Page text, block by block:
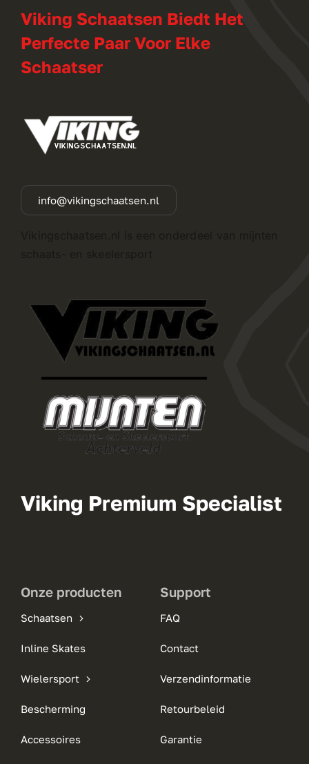
Viking Schaatsen Biedt Het
Perfecte Paar Voor Elke
Schaatser
info@vikingschaatsen.nl
Viking Premium Specialist
Onze producten
Schaatsen
Inline Skates
Wielersport
Bescherming
Accessoires
Support
FAQ
Contact
Verzendinformatie
Retourbeleid
Garantie